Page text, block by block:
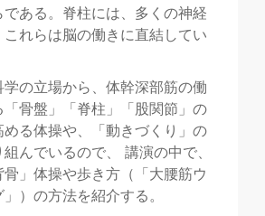
である。脊柱には、多くの神経
れらは脳の働きに直結してい
学の立場から、体幹深部筋の働
「骨盤」「脊柱」「股関節」の
める体操や、「動きづくり」の
んでいるので、 講演の中で、
骨」体操や歩き方（「大腰筋ウ
）の方法を紹介する。